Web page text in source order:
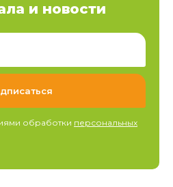
и новости
обработки персональных